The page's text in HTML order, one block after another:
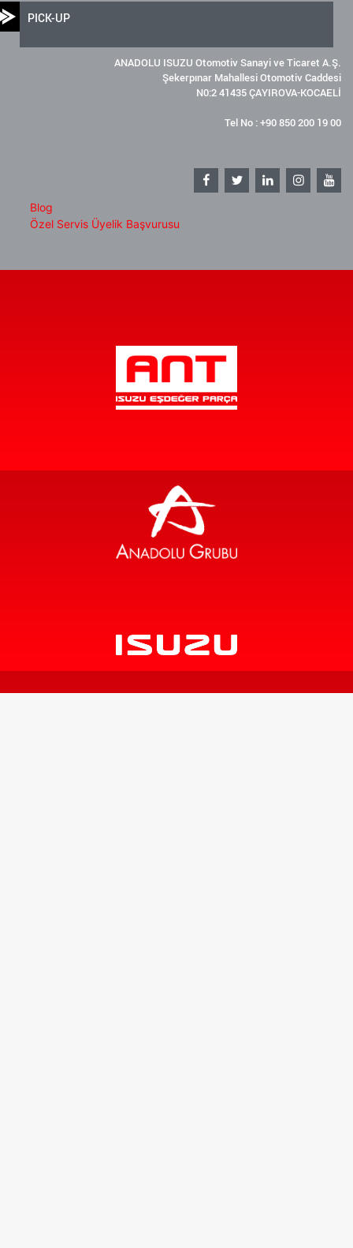
PICK-UP
ANADOLU ISUZU Otomotiv Sanayi ve Ticaret A.Ş.
Şekerpınar Mahallesi Otomotiv Caddesi
N0:2 41435 ÇAYIROVA-KOCAELİ
Tel No : +90 850 200 19 00
Blog
Özel Servis Üyelik Başvurusu